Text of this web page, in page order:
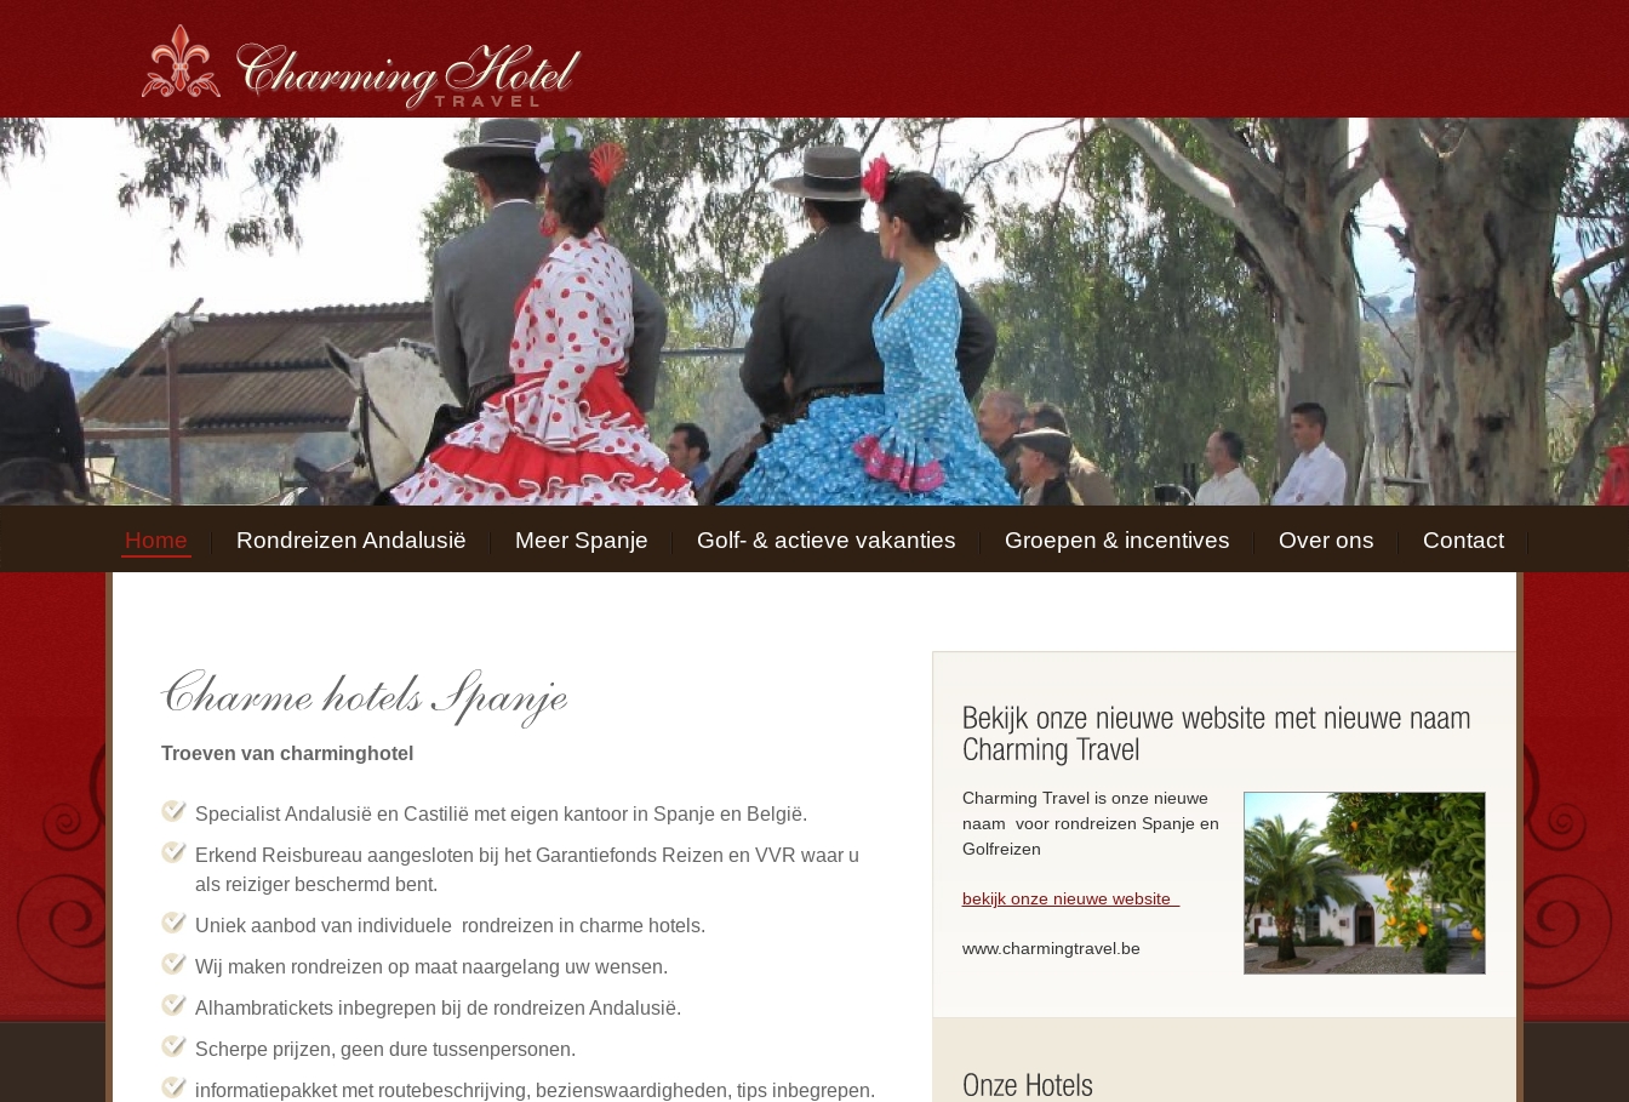
Home Rondreizen Andalusië Meer Spanje Golf- & actieve vakanties Groepen & incentives Over ons Contact
Troeven van charminghotel
Specialist Andalusië en Castilië met eigen kantoor in Spanje en België.
Erkend Reisbureau aangesloten bij het Garantiefonds Reizen en VVR waar u
als reiziger beschermd bent.
Uniek aanbod van individuele rondreizen in charme hotels.
Wij maken rondreizen op maat naargelang uw wensen.
Alhambratickets inbegrepen bij de rondreizen Andalusië.
Scherpe prijzen, geen dure tussenpersonen.
informatiepakket met routebeschrijving, bezienswaardigheden, tips inbegrepen.
Charming Travel is onze nieuwe
naam voor rondreizen Spanje en
Golfreizen
bekijk onze nieuwe website
www.charmingtravel.be